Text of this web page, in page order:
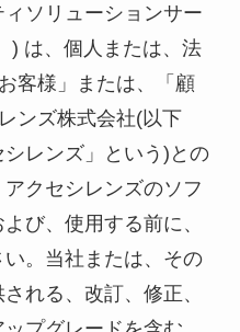
ソリューションサー
) は、個人または、法
客様」または、「顧
ンズ株式会社(以下
シレンズ」という)との
クセシレンズのソフ
び、使用する前に、
。当社または、その
れる、改訂、修正、